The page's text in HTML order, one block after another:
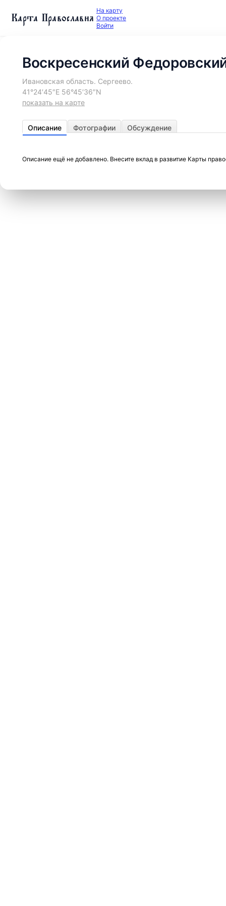
Карта Православия На карту
О проекте
Войти
Воскресенский
Ивановская область. Сергеево.
41°24′45″E 56°45′36″N
показать на карте
Описание Фотографии Обсуждение
Описание ещё не добавлено. Внесите вклад в развитие Карты